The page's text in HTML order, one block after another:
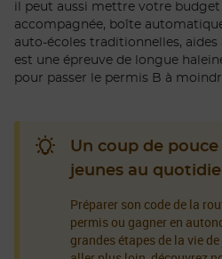
il peut aussi mettre votre budget
accompagnée, boîte
auto-écoles traditionnelles, aides
est une épreuve de longue
pour passer le permis B à
Un coup de
jeunes au
Préparer son code de la
permis ou gagner en
grandes étapes de la vie